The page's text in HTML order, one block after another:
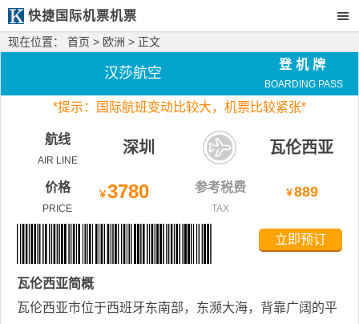
快捷国际机票机票
现在位置： 首页 > 欧洲 > 正文
汉莎航空
登机牌
BOARDING PASS
*提示：国际航班变动比较大， 机票比较紧张*
航线
AIR LINE
深圳 瓦伦西亚
价格
PRICE
￥3780 参考税费
TAX
￥889
立即预订
瓦伦西亚简概
瓦伦西亚市位于西班牙东南部，东濒大海，背靠广阔的平